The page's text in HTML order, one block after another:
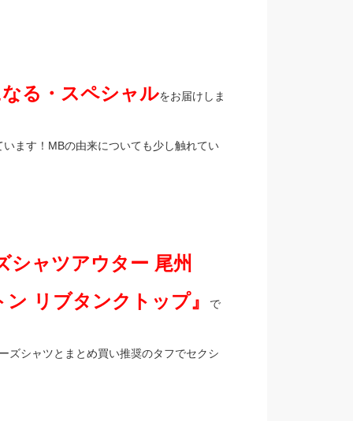
る・スペシャルをお届けしま
ます！MBの由来についても少し触れてい
シャツアウター 尾州
リブタンクトップ』
で
ズシャツとまとめ買い推奨のタフでセクシ